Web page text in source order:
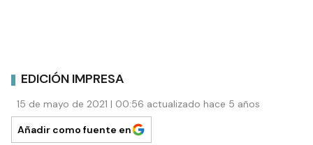
EDICIÓN IMPRESA
15 de mayo de 2021 | 00:56 actualizado hace 5 años
Añadir como fuente en